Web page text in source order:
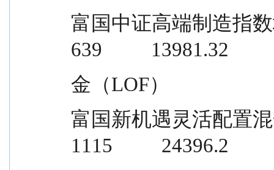
富国中证高端制造指
639          13981.32
金（LOF）
富国新机遇灵活配置
1115          24396.2